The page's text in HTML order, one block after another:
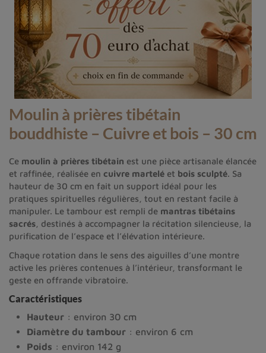
Moulin à prières tibétain
bouddhiste – Cuivre et bois – 30 cm
Ce moulin à prières tibétain est une pièce artisanale élancée
et raffinée, réalisée en cuivre martelé et bois sculpté. Sa
hauteur de 30 cm en fait un support idéal pour les
pratiques spirituelles régulières, tout en restant facile à
manipuler. Le tambour est rempli de mantras tibétains
sacrés , destinés à accompagner la récitation silencieuse, la
purification de l’espace et l’élévation intérieure.
Chaque rotation dans le sens des aiguilles d’une montre
active les prières contenues à l’intérieur, transformant le
geste en offrande vibratoire.
Caractéristiques
Hauteur : environ 30 cm
Diamètre du tambour : environ 6 cm
Poids : environ 142 g